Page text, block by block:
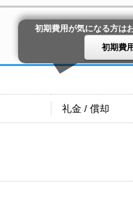
初期費用が気になる方は
初期費
礼金 / 償却